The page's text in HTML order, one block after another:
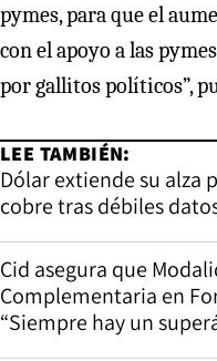
pymes, para que el
con el apoyo a las
por gallitos políticos”,
LEE TAMBIÉN:
Dólar extiende su alza
cobre tras débiles
Cid asegura que
Complementaria en
“Siempre hay un